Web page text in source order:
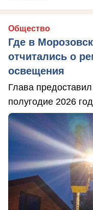
Общество
Где в
отчитались о
освещения
Глава
полугодие 2026